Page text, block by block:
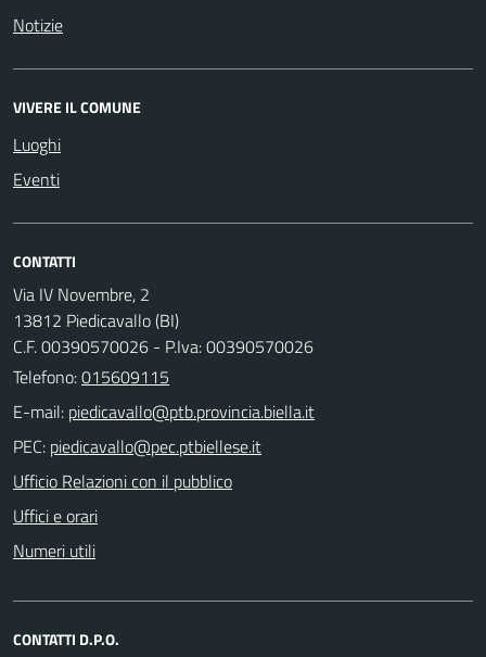
Notizie
VIVERE IL COMUNE
Luoghi
Eventi
CONTATTI
Via IV Novembre, 2
13812 Piedicavallo (BI)
C.F. 00390570026 - P.Iva: 00390570026
Telefono:015609115
E-mail:
PEC:
Ufficio Relazioni con il pubblico
Uffici e orari
Numeri utili
CONTATTI D.P.O.